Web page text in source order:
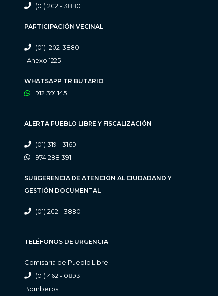
(01) 202 - 3880
PARTICIPACIÓN VECINAL
(01) 202-3880
Anexo 1225
WHATSAPP TRIBUTARIO
912 391 145
ALERTA PUEBLO LIBRE Y FISCALIZACIÓN
(01) 319 - 3160
974 288 391
SUBGERENCIA DE ATENCIÓN AL CIUDADANO Y
GESTIÓN DOCUMENTAL
(01) 202 - 3880
TELÉFONOS DE URGENCIA
Comisaria de Pueblo Libre
(01) 462 - 0893
Bomberos